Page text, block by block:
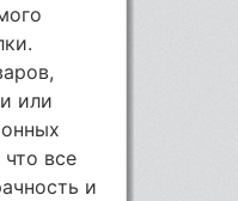
или
все
и